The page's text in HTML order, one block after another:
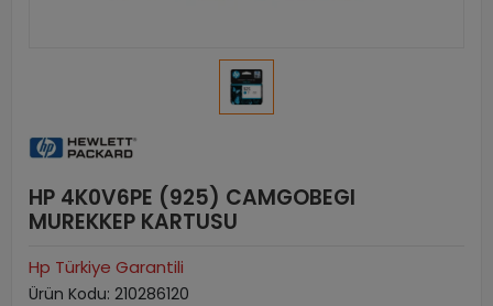
HP 4K0V6PE (925) CAMGOBEGI
MUREKKEP KARTUSU
Hp Türkiye Garantili
Ürün Kodu: 210286120